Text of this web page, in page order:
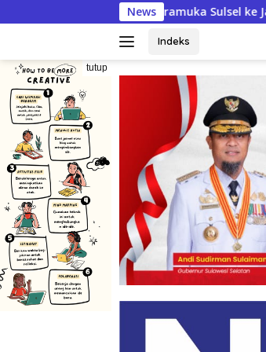
ke
News
Sulsel ke Jamnas XI Semarak
Indeks
tutup